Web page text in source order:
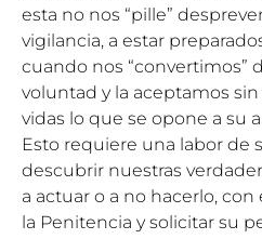
esta no nos “pille”
vigilancia, a estar
cuando nos “convertimos”
voluntad y la aceptamos
vidas lo que se opone a su
Esto requiere una labor de
descubrir nuestras
a actuar o a no hacerlo,
la Penitencia y solicitar su